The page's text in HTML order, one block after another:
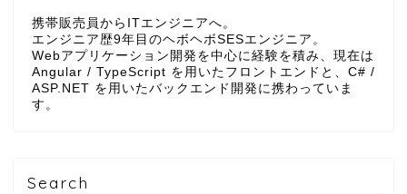
携帯販売員からITエンジニアへ。
エンジニア歴9年目のヘボヘボSESエンジニア。
Webアプリケーション開発を中心に経験を積み、現在は
Angular / TypeScript を用いたフロントエンドと、C# /
ASP.NET を用いたバックエンド開発に携わっていま
す。
Search